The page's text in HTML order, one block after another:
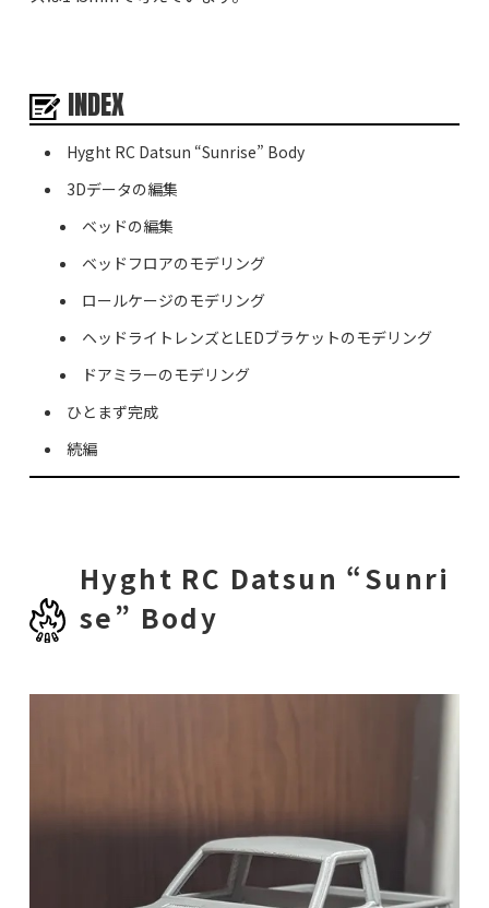
INDEX
Hyght RC Datsun “Sunrise” Body
3Dデータの編集
ベッドの編集
ベッドフロアのモデリング
ロールケージのモデリング
ヘッドライトレンズとLEDブラケットのモデリング
ドアミラーのモデリング
ひとまず完成
続編
Hyght RC Datsun “Sunri
se” Body